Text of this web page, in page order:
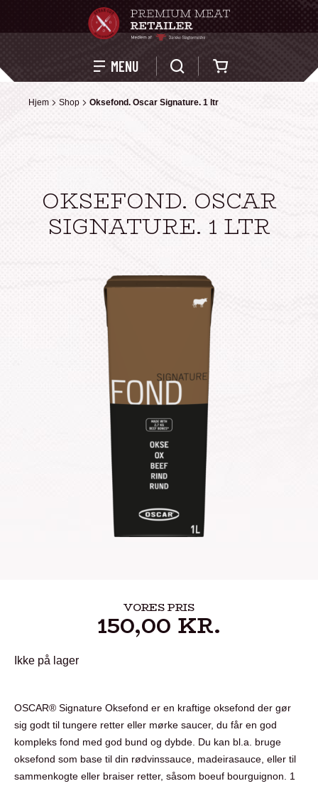
MENU
Hjem Shop Oksefond. Oscar Signature. 1 ltr
Hjem Shop Oksefond. Oscar Signature. 1 ltr
OKSEFOND. OSCAR
SIGNATURE. 1 LTR
VORES PRIS
150,00 KR.
Ikke på lager
OSCAR® Signature Oksefond er en kraftige oksefond der gør
sig godt til tungere retter eller mørke saucer, du får en god
kompleks fond med god bund og dybde. Du kan bl.a. bruge
oksefond som base til din rødvinssauce, madeirasauce, eller til
sammenkogte eller braiser retter, såsom boeuf bourguignon. 1